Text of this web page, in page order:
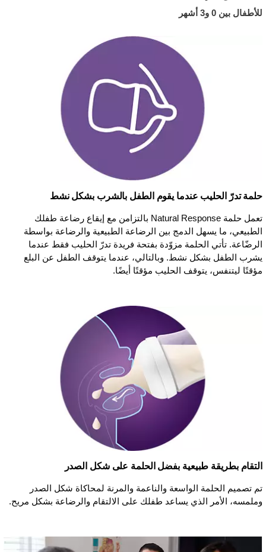
للأطفال بين 0 و3 أشهر
حلمة تدرّ الحليب عندما يقوم الطفل بالشرب بشكل نشط
تعمل حلمة Natural Response بالتزامن مع إيقاع رضاعة طفلك
الطبيعي، ما يسهل الدمج بين الرضاعة الطبيعية والرضاعة بواسطة
الرضّاعة. تأتي الحلمة مزوّدة بفتحة فريدة تدرّ الحليب فقط عندما
يشرب الطفل بشكل نشط. وبالتالي، عندما يتوقف الطفل عن البلع
مؤقتًا ليتنفس، يتوقف الحليب مؤقتًا أيضًا.
التقام بطريقة طبيعية بفضل الحلمة على شكل الصدر
تم تصميم الحلمة الواسعة والناعمة والمرنة لمحاكاة شكل الصدر
وملمسه، الأمر الذي يساعد طفلك على الالتقام والرضاعة بشكل مريح.